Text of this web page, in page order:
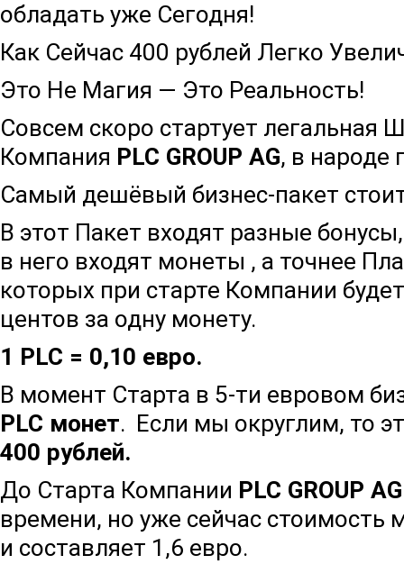
обладать уже Сегодня!
Как Сейчас 400 рублей Легко
Это Не Магия — Это Реальность!
Совсем скоро стартует легальная
Компания PLC GROUP AG, в народе
Самый дешёвый бизнес-пакет
В этот Пакет входят разные
в него входят монеты , а точнее
которых при старте Компании
центов за одну монету.
1 PLC = 0,10 евро.
В момент Старта в 5-ти евровом
PLC монет. Если мы округлим, то
400 рублей.
До Старта Компании PLC GROUP AG
времени, но уже сейчас стоимость
и составляет 1,6 евро.